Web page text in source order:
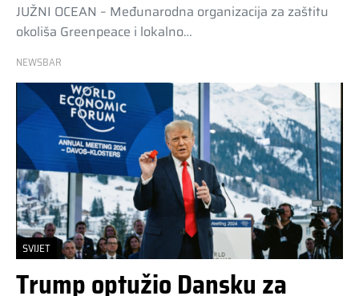
JUŽNI OCEAN – Međunarodna organizacija za zaštitu
okoliša Greenpeace i lokalno…
NEWSBAR
SVIJET
Trump optužio Dansku za